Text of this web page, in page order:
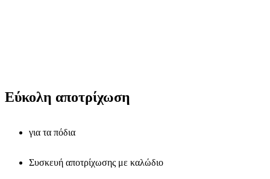
Εύκολη αποτρίχωση
για τα πόδια
Συσκευή αποτρίχωσης με καλώδιο